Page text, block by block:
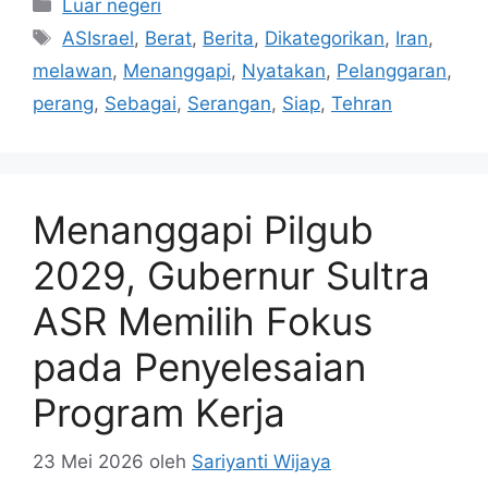
Luar negeri
Tag
ASIsrael, Berat, Berita, Dikategorikan, Iran,
melawan, Menanggapi, Nyatakan, Pelanggaran,
perang, Sebagai, Serangan, Siap, Tehran
Menanggapi Pilgub
2029, Gubernur Sultra
ASR Memilih Fokus
pada Penyelesaian
Program Kerja
23 Mei 2026 oleh Sariyanti Wijaya